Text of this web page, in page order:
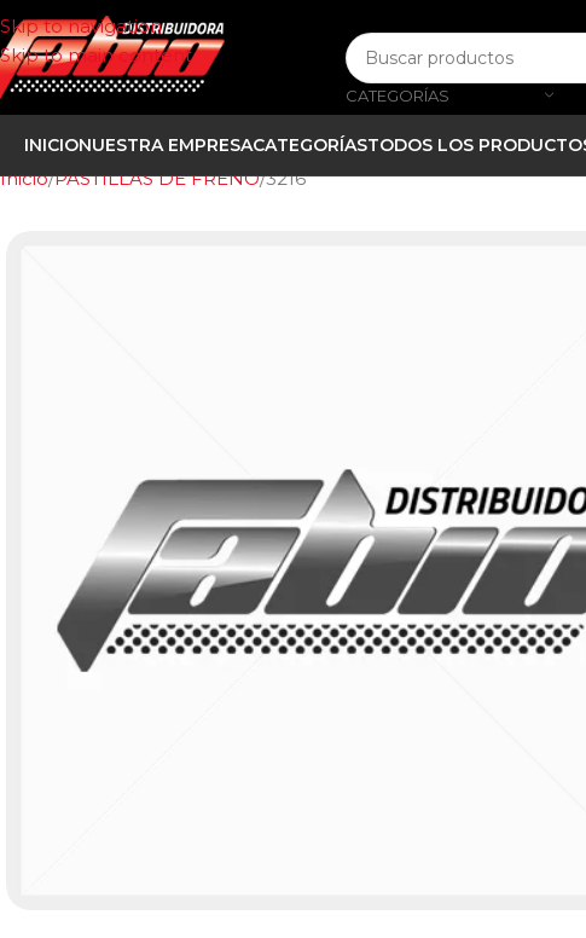
Skip to navigation
Skip to main content
CATEGORÍAS
INICIONUESTRA EMPRESACATEGORÍASTODOS LOS
Inicio PASTILLAS DE FRENO 3216